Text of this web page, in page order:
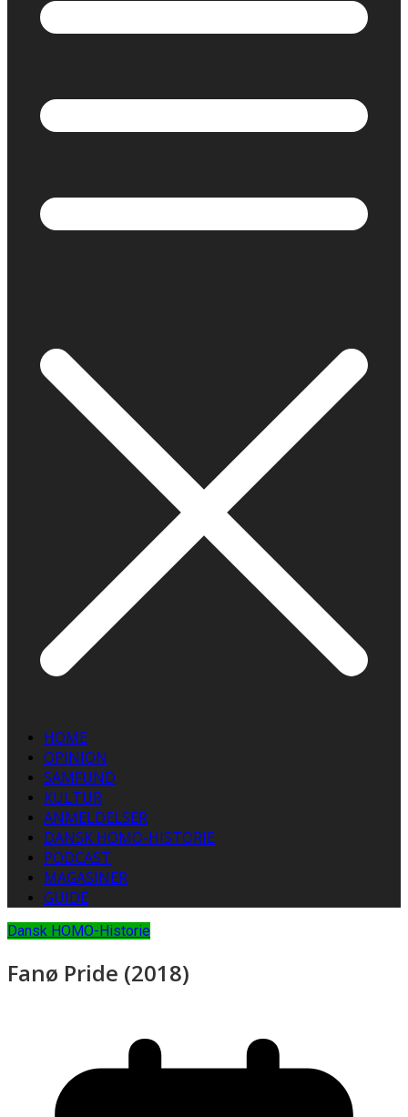
HOME
OPINION
SAMFUND
KULTUR
ANMELDELSER
DANSK HOMO-HISTORIE
PODCAST
MAGASINER
GUIDE
Dansk HOMO-Historie
Fanø Pride (2018)